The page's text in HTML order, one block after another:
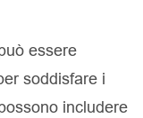
essere
soddisfare i
includere